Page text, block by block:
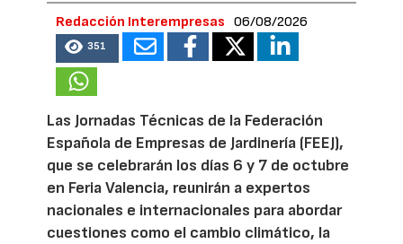
Redacción Interempresas 06/08/2026
351
Las Jornadas Técnicas de la Federación
Española de Empresas de Jardinería (FEEJ),
que se celebrarán los días 6 y 7 de octubre
en Feria Valencia, reunirán a expertos
nacionales e internacionales para abordar
cuestiones como el cambio climático, la